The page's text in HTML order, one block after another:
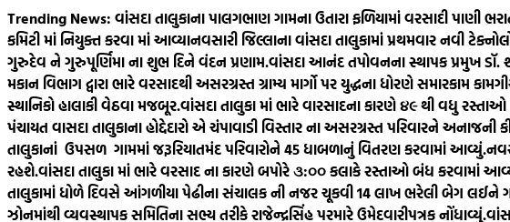
Skip
to
content
Trending News: વાંસદા તાલુકાના પાલગભાણ ગામના ઉતારા ફળિયામાં વરસાદી પાણી
કમિટી માં નિયુક્ત કરવા માં આવ્યાનવસારી જિલ્લાના વાંસદા તાલુકામાં પ્રથમવાર નવી
ગુરુદેવ ને ગુરુપૂર્ણિમા ના શુભ દિને વંદન પ્રણામ.વાંસદા આનંદ તપોવનના સ્થાપક પ્રમુખ ડૉ.
મકાન વિભાગ દ્વારા ભારે વરસાદથી અસરગ્રસ્ત ગ્રામ્ય માર્ગો પર યુદ્ધના ધોરણે સમારકામ
સ્થાનિકો હાલાકી વેઠવા મજબૂર.વાંસદા તાલુકા માં ભારે વારસાદના કારણે ૪૯ થી વધુ
પંચાયત વાસદા તાલુકાના હોદ્દેદારો એ ચંપાવાડી વિસ્તાર ના અસરગ્રસ્ત પરિવારને અનાજની
તાલુકાનાં ઉપસળ ગામમાં જરૂરિયાતમંદ પરિવારોને 45 ધાબળાનું વિતરણ કરવામાં આવ્યું.
રહશે.વાંસદા તાલુકા માં ભારે વરસાદ ના કારણે બપોરે ૩:૦૦ કલાકે રસ્તાઓ બંધ કરવામાં
તાલુકામાં ધોળે દિવસે આંગળીયા પેઢીના સંચાલક ની નજર ચૂકવી 14 લાખ ભરેલી બેગ લઈને
ઝોનમાંથી વ્યવસ્થાપક સમિતિના સભ્ય તરીકે રાજેન્દ્રસિંહ પરમારે ઉમેદવારીપત્રક નોંધાવ્યું.